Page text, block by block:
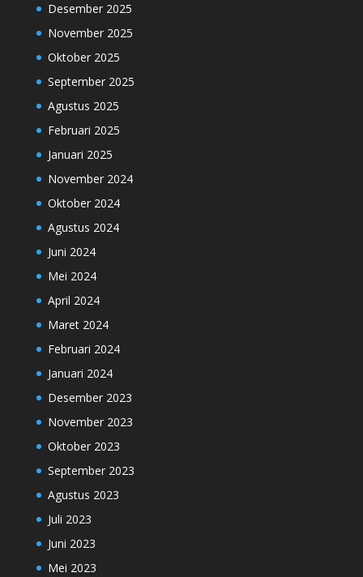
Desember 2025
November 2025
Oktober 2025
September 2025
Agustus 2025
Februari 2025
Januari 2025
November 2024
Oktober 2024
Agustus 2024
Juni 2024
Mei 2024
April 2024
Maret 2024
Februari 2024
Januari 2024
Desember 2023
November 2023
Oktober 2023
September 2023
Agustus 2023
Juli 2023
Juni 2023
Mei 2023